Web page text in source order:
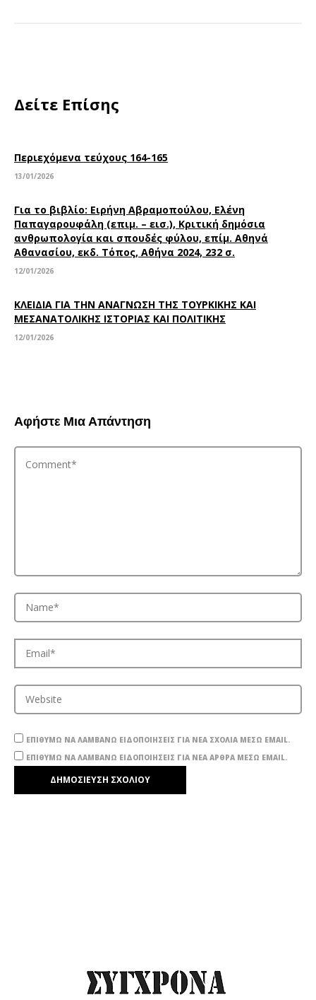
Δείτε Επίσης
Περιεχόμενα τεύχους 164-165
13/01/2026
Για το βιβλίο: Ειρήνη Αβραμοπούλου, Ελένη
Παπαγαρουφάλη (επιμ. – εισ.), Κριτική δημόσια
ανθρωπολογία και σπουδές φύλου, επίμ. Αθηνά
Αθανασίου, εκδ. Τόπος, Αθήνα 2024, 232 σ.
12/01/2026
ΚΛΕΙΔΙΑ ΓΙΑ ΤΗΝ ΑΝΑΓΝΩΣΗ ΤΗΣ ΤΟΥΡΚΙΚΗΣ ΚΑΙ
ΜΕΣΑΝΑΤΟΛΙΚΗΣ ΙΣΤΟΡΙΑΣ ΚΑΙ ΠΟΛΙΤΙΚΗΣ
12/01/2026
Αφήστε Μια Απάντηση
ΕΠΙΘΥΜΏ ΝΑ ΛΑΜΒΆΝΩ ΕΙΔΟΠΟΙΉΣΕΙΣ ΓΙΑ ΝΈΑ ΣΧΌΛΙΑ ΜΈΣΩ EMAIL.
ΕΠΙΘΥΜΏ ΝΑ ΛΑΜΒΆΝΩ ΕΙΔΟΠΟΙΉΣΕΙΣ ΓΙΑ ΝΈΑ ΆΡΘΡΑ ΜΈΣΩ EMAIL.